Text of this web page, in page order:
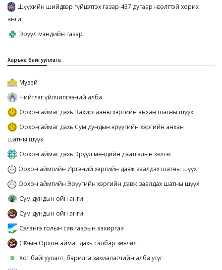
Шүүхийн шийдвэр гүйцэтгэх газар-437 дугаар нээлттэй хорих
анги
Эрүүл мэндийн газар
Харъяа байгууллага
Музей
Нийтлэг үйлчилгээний алба
Орхон аймаг дахь Захиргааны хэргийн анхан шатны шүүх
Орхон аймаг дахь Сум дундын эрүүгийн хэргийн анхан
шатны шүүх
Орхон аймаг дахь Эрүүл мэндийн даатгалын хэлтэс
Орхон аймгийн Иргэний хэргийн давж заалдах шатны шүүх
Орхон аймгийн Эрүүгийн хэргийн давж заалдах шатны шүүх
Сум дундын ойн анги
Сум дундын ойн анги
Сэлэнгэ голын сав газрын захиргаа
СӨХ-ын Орхон аймаг дахь салбар зөвлөл
Хот байгуулалт, барилга захиалагчийн алба утүг